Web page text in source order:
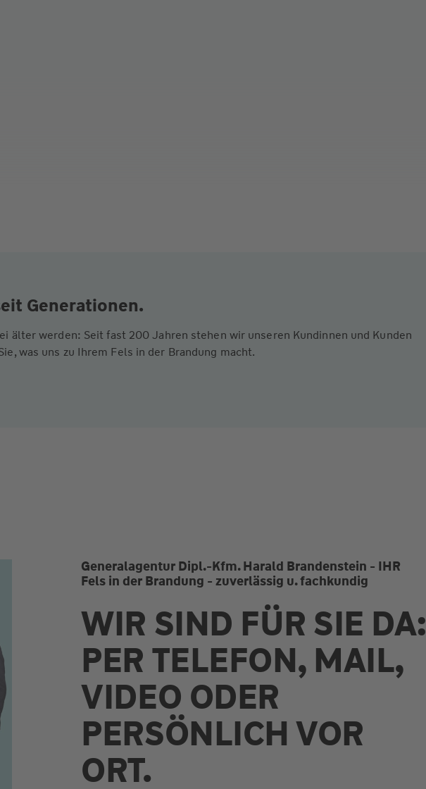
Generationen.
älter werden: Seit fast 200 Jahren stehen wir unseren Kundinnen und Kunden
was uns zu Ihrem Fels in der Brandung macht.
Generalagentur Dipl.-Kfm. Harald Brandenstein - IHR
Fels in der Brandung - zuverlässig u. fachkundig
WIR SIND FÜR SIE DA:
PER TELEFON, MAIL,
VIDEO ODER
PERSÖNLICH VOR
ORT.